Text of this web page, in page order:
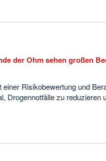
der Ohm sehen großen
Risikobewertung und
Drogennotfälle zu reduzieren